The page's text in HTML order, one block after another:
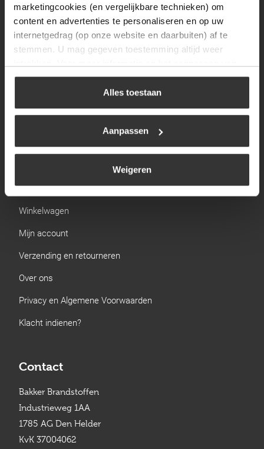
marketingcookies (en vergelijkbare technieken) om
content en advertenties te personaliseren en op uw
internetgedrag (op onze website en daarbuiten) af te
stemmen. U mag gegeven toestemming altijd weer
uw keuze op onze website verwijzen wij u naar ons
Alles toestaan
Aanpassen
Weigeren
Navigatie
BBQ
Brandstoffen
Verwarming
Links
Winkelwagen
Mijn account
Verzending en retourneren
Over ons
Privacy en Algemene Voorwaarden
Klacht indienen?
Contact
Bakker Brandstoffen
Industrieweg 1AA
1785 AG Den Helder
KvK 37004062